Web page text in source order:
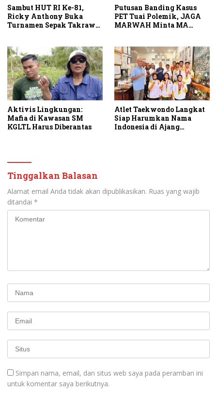
Sambut HUT RI Ke-81,
Ricky Anthony Buka
Turnamen Sepak Takraw
Putusan Banding Kasus
PET Tuai Polemik, JAGA
MARWAH Minta MA
Aktivis Lingkungan:
Mafia di Kawasan SM
KGLTL Harus Diberantas
Atlet Taekwondo Langkat
Siap Harumkan Nama
Indonesia di Ajang
Tinggalkan Balasan
Alamat email Anda tidak akan dipublikasikan. Ruas yang wajib
ditandai *
Simpan nama, email, dan situs web saya pada peramban ini
untuk komentar saya berikutnya.